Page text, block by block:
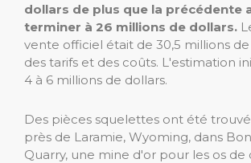
dollars de plus que la précédente
terminer à 26 millions de dollars.
vente officiel était de 30,5 millions
des tarifs et des coûts. L'estimation
4 à 6 millions de dollars.
Des pièces squelettes ont été
près de Laramie, Wyoming, dans
Quarry, une mine d'or pour les os de